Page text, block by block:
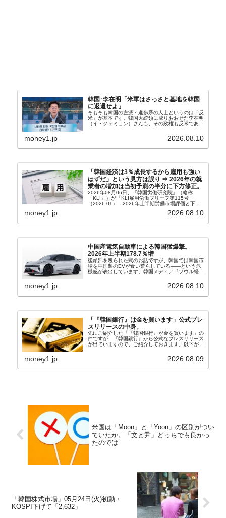
韓国･李在明「米軍はさっさと基地を韓国
に返還せよ」
そもそも韓国の左派・進歩系の人士というのは「反
米」が基本です。韓国大統領に成りおおせた李在明
（イ・ジェミョン）さんも、その政権も反米であ
（アン・ギュベク）さんが国防部長（長官）を努め
money1.jp 2026.08.10
「韓国経済は3％成長するから雇用も強い
はずだ」という見方は誤り ⇒ 2026年の就
業者の増加は当初予測の半分に下方修正。
2026年08月06日、『韓国労働研究院』（略称
「KLI」）が「KLI雇用労働ブリーフ第115号
（2026-01）：2026年上半期労働市場評価と下半
度もご紹介していますが、政府が何よりも大...
money1.jp 2026.08.10
中国産電気自動車による韓国猛爆撃。
2026年上半期178.7％増
後頭部を殴られた式のお話ですが、韓国では韓国市
場を中国製のEVが食い荒らしている――という危
機感が表出しています。韓国メディア『ソウル経
ルは「中国EVの大攻勢…東風もプジョーと手を組
money1.jp 2026.08.10
「『韓国銀行』は金を買います」公式プレ
スリリースの中身。
先にご紹介した「『韓国銀行』が金を買います」の
件ですが、『韓国銀行』から公式なプレスリリース
が出ていますので、ご紹介しておきます。以下が全
れ協力体制を構築□『韓国銀行』は、国内生産金の
money1.jp 2026.08.09
米国は「Moon」と「Yoon」の区別がつい
ていたか。「文と尹」どっちでも良かっ
たのでは
「韓国株式市場」05月24日(火)初動・
KOSPI下げて「2,632」